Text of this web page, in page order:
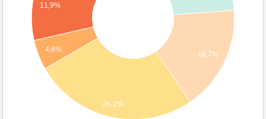
16,7%
11,9%
4,8%
26,2%